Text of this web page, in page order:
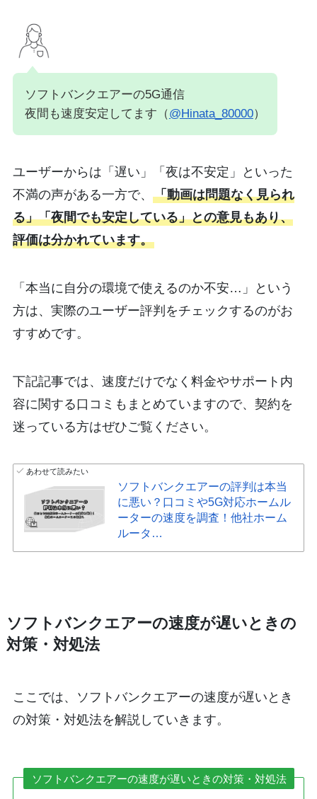
ソフトバンクエアーの5G通信
夜間も速度安定してます（@Hinata_80000）
ユーザーからは「遅い」「夜は不安定」といった
不満の声がある一方で、 「動画は問題なく見られ
る」「夜間でも安定している」との意見もあり、
評価は分かれています。
「本当に自分の環境で使えるのか不安…」という
方は、実際のユーザー評判をチェックするのがお
すすめです。
下記記事では、速度だけでなく料金やサポート内
容に関する口コミもまとめていますので、契約を
迷っている方はぜひご覧ください。
あわせて読みたい
ソフトバンクエアーの評判は本当
に悪い？口コミや5G対応ホームル
ーターの速度を調査！他社ホーム
ルータ…
ソフトバンクエアーの速度が遅いときの
対策・対処法
ここでは、ソフトバンクエアーの速度が遅いとき
の対策・対処法を解説していきます。
ソフトバンクエアーの速度が遅いときの対策・対処法